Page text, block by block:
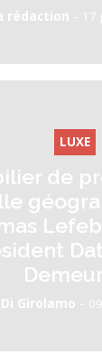
rédaction - 17
LUXE
de
Di Girolamo -